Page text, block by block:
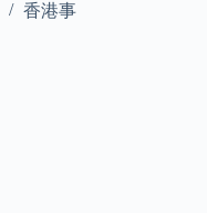
香港事